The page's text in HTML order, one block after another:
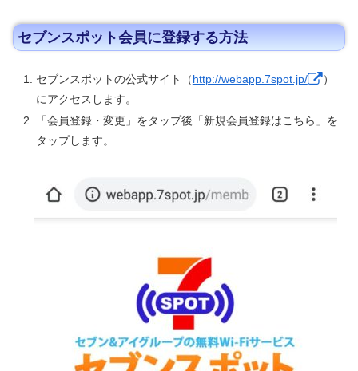
セブンスポット会員に登録する方法
セブンスポットの公式サイト（http://webapp.7spot.jp/
）
にアクセスします。
「会員登録・変更」をタップ後「新規会員登録はこちら」を
タップします。